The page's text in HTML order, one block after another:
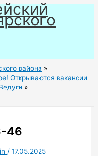
района
Открываются вакансии
46
/17.05.2025